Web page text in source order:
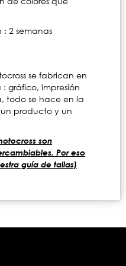
2 semanas
se fabrican en
: gráfico, impresión
todo se hace en la
producto y un
son
Por eso
guía de tallas)